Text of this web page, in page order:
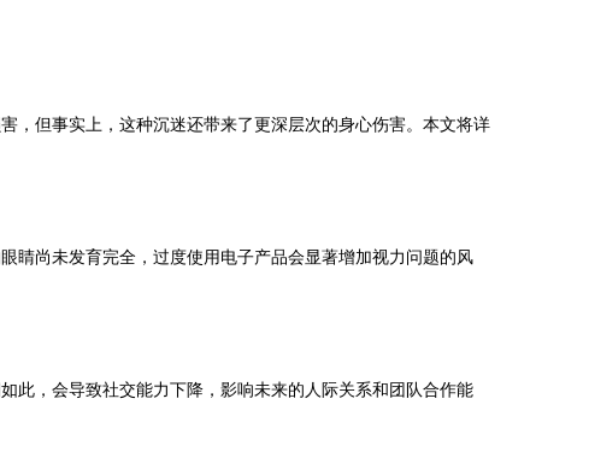
，但事实上，这种沉迷还带来了更深层次的身心伤害。本文将详
睛尚未发育完全，过度使用电子产品会显著增加视力问题的风
此，会导致社交能力下降，影响未来的人际关系和团队合作能